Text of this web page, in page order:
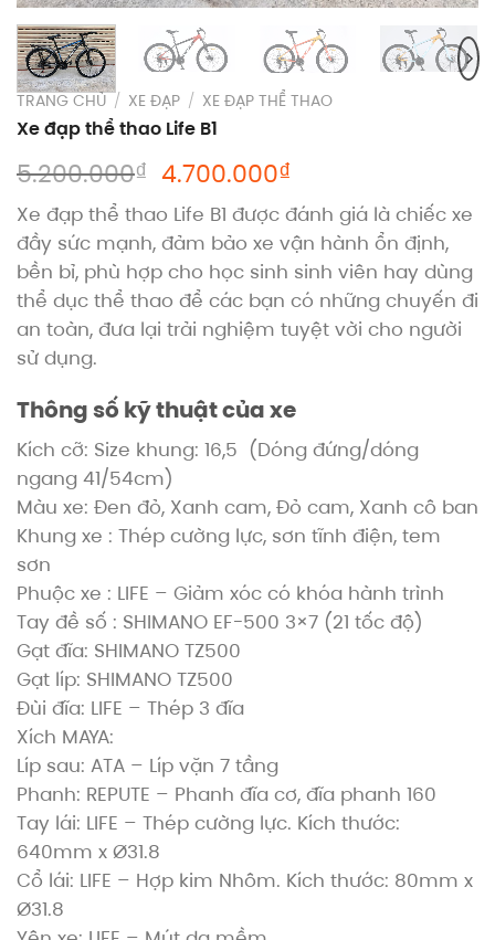
TRANG CHỦ / XE ĐẠP / XE ĐẠP THỂ THAO
Xe đạp thể thao Life B1
5.200.000₫ Giá
gốc
là:
5.200.000₫.
4.700.000₫
hiện
tại
là:
4.700.000₫.
Xe đạp thể thao Life B1 được đánh giá là chiếc xe
đầy sức mạnh, đảm bảo xe vận hành ổn định,
bền bỉ, phù hợp cho học sinh sinh viên hay dùng
thể dục thể thao để các bạn có những chuyến đi
an toàn, đưa lại trải nghiệm tuyệt vời cho người
sử dụng.
Thông số kỹ thuật của xe
Kích cỡ: Size khung: 16,5 (Dóng đứng/dóng
ngang 41/54cm)
Màu xe: Đen đỏ, Xanh cam, Đỏ cam, Xanh cô ban
Khung xe : Thép cường lực, sơn tĩnh điện, tem
sơn
Phuộc xe : LIFE – Giảm xóc có khóa hành trình
Tay đề số : SHIMANO EF-500 3×7 (21 tốc độ)
Gạt đĩa: SHIMANO TZ500
Gạt líp: SHIMANO TZ500
Đùi đĩa: LIFE – Thép 3 đĩa
Xích MAYA:
Líp sau: ATA – Líp vặn 7 tầng
Phanh: REPUTE – Phanh đĩa cơ, đĩa phanh 160
Tay lái: LIFE – Thép cường lực. Kích thước:
640mm x Ø31.8
Cổ lái: LIFE – Hợp kim Nhôm. Kích thước: 80mm x
Ø31.8